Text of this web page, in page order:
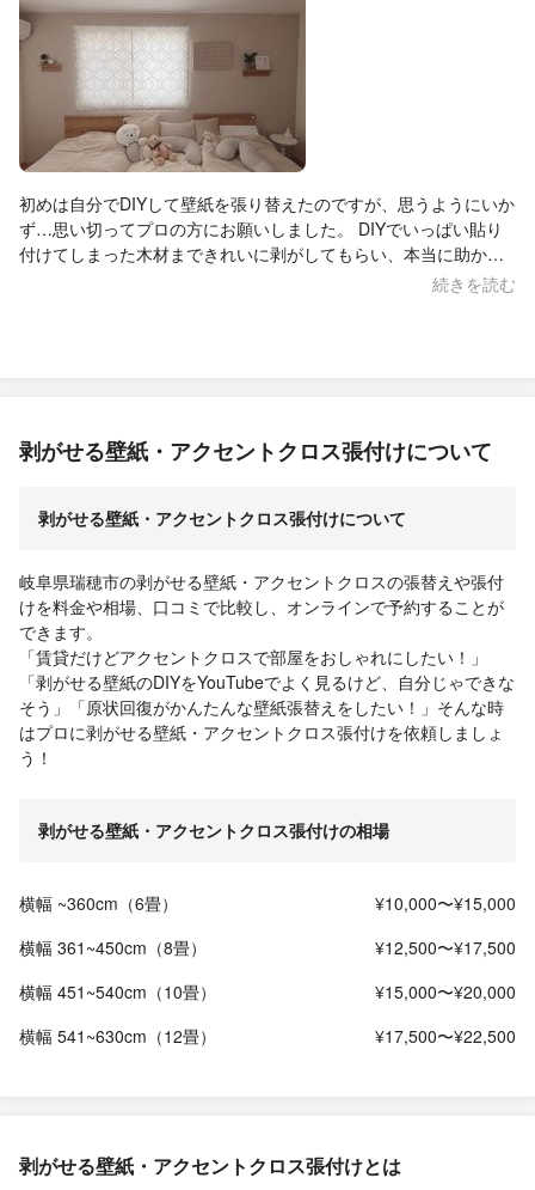
初めは自分でDIYして壁紙を張り替えたのですが、思うようにいか
ず…思い切ってプロの方にお願いしました。 DIYでいっぱい貼り
付けてしまった木材まできれいに剥がしてもらい、本当に助かり
ました。 壁紙の色選びに迷ったときも、とても丁寧に相談にのっ
続きを読む
剥がせる壁紙・アクセントクロス張付けについて
剥がせる壁紙・アクセントクロス張付けについて
岐阜県瑞穂市の剥がせる壁紙・アクセントクロスの張替えや張付
けを料金や相場、口コミで比較し、オンラインで予約することが
できます。
「賃貸だけどアクセントクロスで部屋をおしゃれにしたい！」
「剥がせる壁紙のDIYをYouTubeでよく見るけど、自分じゃできな
そう」「原状回復がかんたんな壁紙張替えをしたい！」そんな時
はプロに剥がせる壁紙・アクセントクロス張付けを依頼しましょ
う！
剥がせる壁紙・アクセントクロス張付けの相場
横幅 ~360cm（6畳）
¥10,000〜¥15,000
横幅 361~450cm（8畳）
¥12,500〜¥17,500
横幅 451~540cm（10畳）
¥15,000〜¥20,000
横幅 541~630cm（12畳）
¥17,500〜¥22,500
剥がせる壁紙・アクセントクロス張付けとは